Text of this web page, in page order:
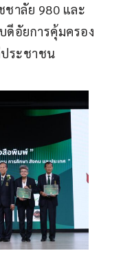
ชาลัย 980 และ
อัยการคุ้มครอง
ระชาชน